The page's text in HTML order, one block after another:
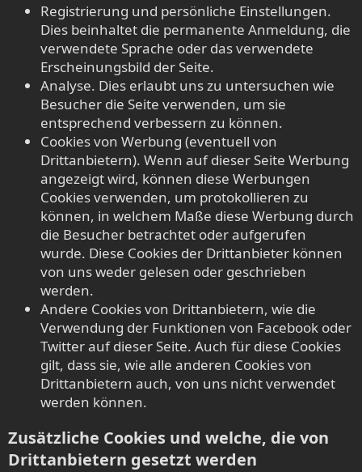
Registrierung und persönliche Einstellungen.
Dies beinhaltet die permanente Anmeldung, die
verwendete Sprache oder das verwendete
Erscheinungsbild der Seite.
Analyse. Dies erlaubt uns zu untersuchen wie
Besucher die Seite verwenden, um sie
entsprechend verbessern zu können.
Cookies von Werbung (eventuell von
Drittanbietern). Wenn auf dieser Seite Werbung
angezeigt wird, können diese Werbungen
Cookies verwenden, um protokollieren zu
können, in welchem Maße diese Werbung durch
die Besucher betrachtet oder aufgerufen
wurde. Diese Cookies der Drittanbieter können
von uns weder gelesen oder geschrieben
werden.
Andere Cookies von Drittanbietern, wie die
Verwendung der Funktionen von Facebook oder
Twitter auf dieser Seite. Auch für diese Cookies
gilt, dass sie, wie alle anderen Cookies von
Drittanbietern auch, von uns nicht verwendet
werden können.
Zusätzliche Cookies und welche, die von
Drittanbietern gesetzt werden